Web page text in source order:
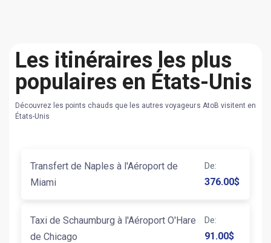
Les itinéraires les plus
populaires en États-Unis
Découvrez les points chauds que les autres voyageurs AtoB visitent en
États-Unis
Transfert de Naples à l'Aéroport de
Miami
De:
376.00$
Taxi de Schaumburg à l'Aéroport O'Hare
de Chicago
De:
91.00$